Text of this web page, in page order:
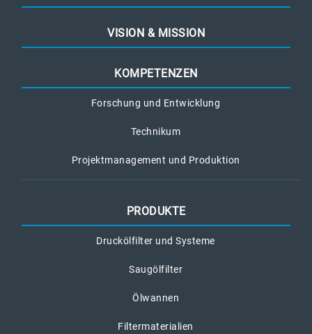
VISION & MISSION
KOMPETENZEN
Forschung und Entwicklung
Technikum
Projektmanagement und Produktion
PRODUKTE
Druckölfilter und Systeme
Saugölfilter
Ölwannen
Filtermaterialien